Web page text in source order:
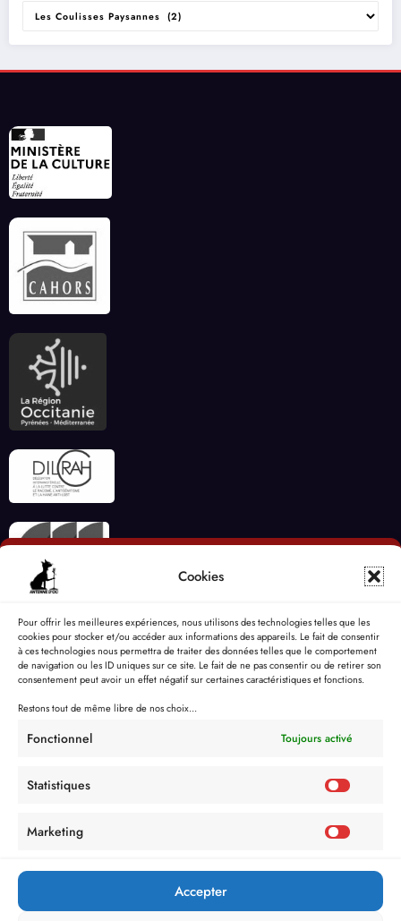
Cookies
Pour offrir les meilleures expériences, nous utilisons des technologies telles que les
cookies pour stocker et/ou accéder aux informations des appareils. Le fait de consentir
à ces technologies nous permettra de traiter des données telles que le comportement
de navigation ou les ID uniques sur ce site. Le fait de ne pas consentir ou de retirer son
consentement peut avoir un effet négatif sur certaines caractéristiques et fonctions.
Restons tout de même libre de nos choix...
Fonctionnel Toujours activé
Statistiques
Marketing
Accepter